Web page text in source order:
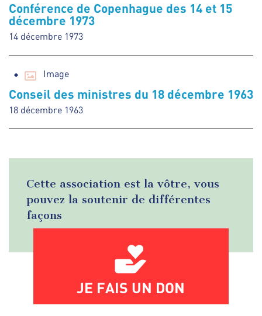
Conférence de Copenhague des 14 et 15
décembre 1973
14 décembre 1973
Image
Conseil des ministres du 18 décembre 1963
18 décembre 1963
Cette association est la vôtre, vous
pouvez la soutenir de différentes
façons
JE FAIS UN DON